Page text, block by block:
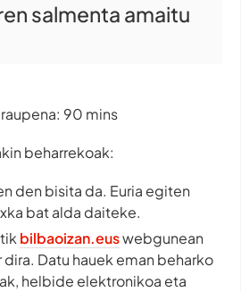
salmenta amaitu
90 mins
beharrekoak:
den bisita da. Euria egiten
bat alda daiteke.
bilbaoizan.euswebgunean
Datu hauek eman beharko
helbide elektronikoa eta